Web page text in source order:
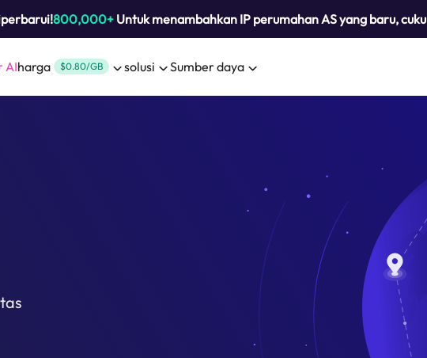
800,000+Untuk menambahkan IP perumahan AS yang baru,
AIharga $0.80/GB solusi Sumber daya